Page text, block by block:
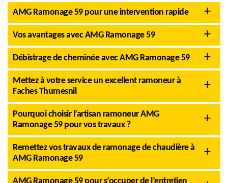
AMG Ramonage 59 pour une intervention rapide
Vos avantages avec AMG Ramonage 59
Débistrage de cheminée avec AMG Ramonage 59
Mettez à votre service un excellent ramoneur à
Faches Thumesnil
Pourquoi choisir l’artisan ramoneur AMG
Ramonage 59 pour vos travaux ?
Remettez vos travaux de ramonage de chaudière à
AMG Ramonage 59